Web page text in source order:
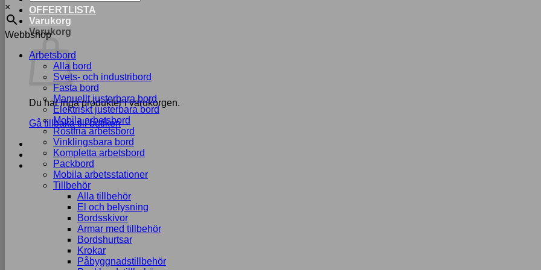
OFFERTLISTA
Varukorg
Varukorg
Du har inga produkter i varukorgen.
Gå tillbaka till butiken
×
Webbshop
Arbetsbord
Alla bord
Svets- och industribord
Fasta bord
Manuellt justerbara bord
Elektriskt justerbara bord
Mobila arbetsbord
Rostfria arbetsbord
Vinklingsbara bord
Kompletta arbetsbord
Packbord
Mobila arbetsstationer
Tillbehör
Alla tillbehör
El och belysning
Bordsskivor
Armar med tillbehör
Bordshurtsar
Krokar
Påbyggnadstillbehör